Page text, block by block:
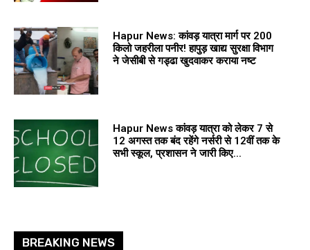
Hapur News: कांवड़ यात्रा मार्ग पर 200
किलो जहरीला पनीर! हापुड़ खाद्य सुरक्षा विभाग
ने जेसीबी से गड्ढा खुदवाकर कराया नष्ट
Hapur News कांवड़ यात्रा को लेकर 7 से
12 अगस्त तक बंद रहेंगे नर्सरी से 12वीं तक के
सभी स्कूल, प्रशासन ने जारी किए...
BREAKING NEWS